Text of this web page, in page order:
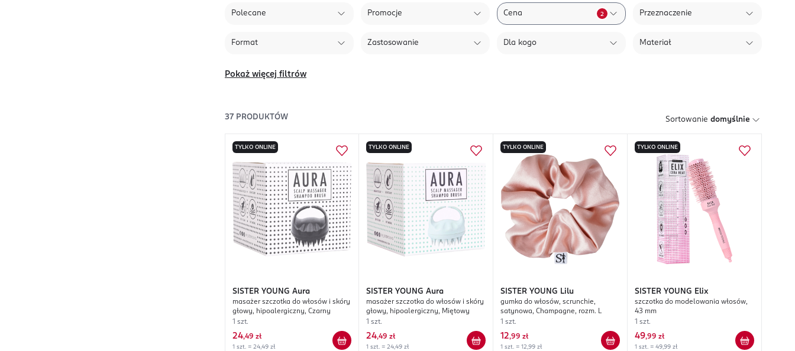
Polecane Promocje Cena 2 Przeznaczenie
Format Zastosowanie Dla kogo Materiał
Pokaż więcej filtrów
37 PRODUKTÓW Sortowanie domyślnie
TYLKO ONLINE
SISTER YOUNG Aura
masażer szczotka do włosów i skóry
głowy, hipoalergiczny, Czarny
1 szt.
24,49 zł
1 szt. = 24,49 zł
TYLKO ONLINE
SISTER YOUNG Aura
masażer szczotka do włosów i skóry
głowy, hipoalergiczny, Miętowy
1 szt.
24,49 zł
1 szt. = 24,49 zł
TYLKO ONLINE
SISTER YOUNG Lilu
gumka do włosów, scrunchie,
satynowa, Champagne, rozm. L
1 szt.
12,99 zł
1 szt. = 12,99 zł
TYLKO ONLINE
SISTER YOUNG Elix
szczotka do modelowania włosów,
43 mm
1 szt.
49,99 zł
1 szt. = 49,99 zł